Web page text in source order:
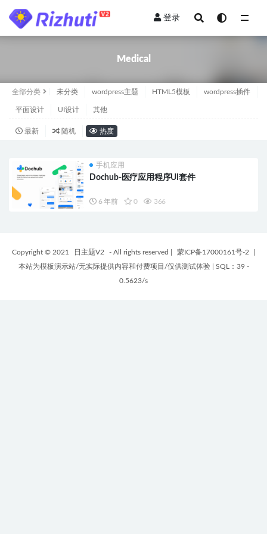
登录
Medical
全部分类 未分类 wordpress主题 HTML5模板 wordpress插件
平面设计 UI设计 其他
最新 随机 热度
手机应用
Dochub-医疗应用程序UI套件
6 年前 0 366
Copyright © 2021 日主题V2 - All rights reserved 蒙ICP备17000161号-2
本站为模板演示站/无实际提供内容和付费项目/仅供测试体验
SQL：39 -
0.5623/s